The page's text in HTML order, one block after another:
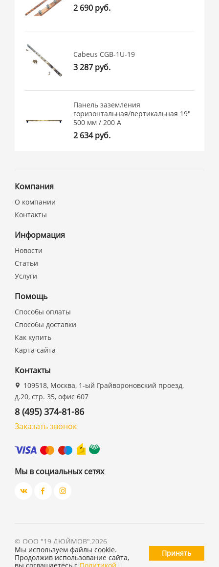
2 690 руб.
Cabeus CGB-1U-19
3 287 руб.
Панель заземления
горизонтальная/вертикальная 19"
500 мм / 200 А
2 634 руб.
Компания
О компании
Контакты
Информация
Новости
Статьи
Услуги
Помощь
Способы оплаты
Способы доставки
Как купить
Карта сайта
Контакты
109518, Москва, 1-ый Грайвороновский проезд,
д.20, стр. 35, офис 607
8 (495) 374-81-86
Заказать звонок
Мы в социальных сетях
© ООО "19 ДЮЙМОВ",2026
Политика конфиденциальности
Мы используем файлы cookie.
Продолжив использование сайта,
Принять